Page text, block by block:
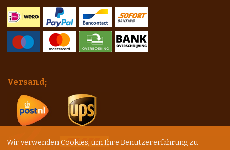
Versand;
Wir verwenden Cookies, um Ihre Benutzererfahrung zu